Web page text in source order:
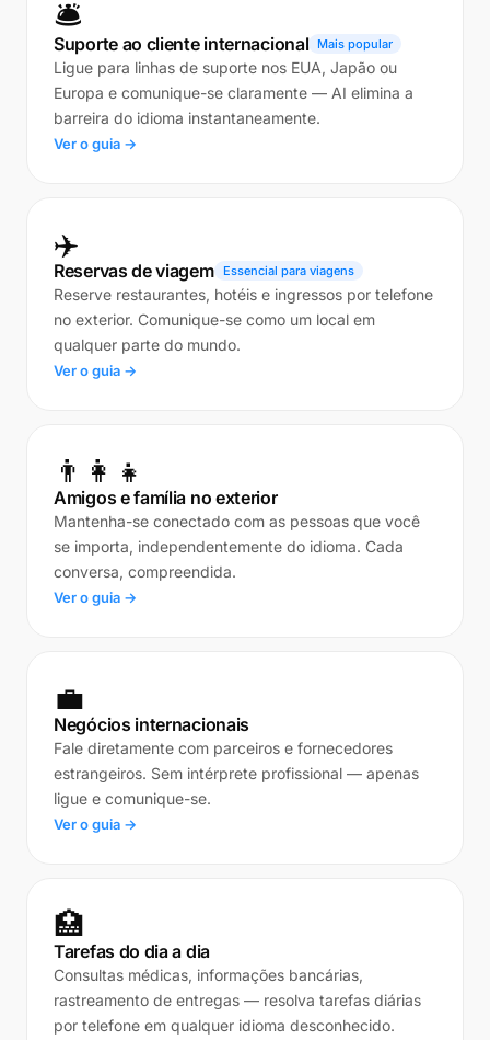
🛎️
Suporte ao cliente internacional Mais popular
Ligue para linhas de suporte nos EUA, Japão ou
Europa e comunique-se claramente — AI elimina a
barreira do idioma instantaneamente.
Ver o guia →
✈️
Reservas de viagem Essencial para viagens
Reserve restaurantes, hotéis e ingressos por telefone
no exterior. Comunique-se como um local em
qualquer parte do mundo.
Ver o guia →
👨‍👩‍👧
Amigos e família no exterior
Mantenha-se conectado com as pessoas que você
se importa, independentemente do idioma. Cada
conversa, compreendida.
Ver o guia →
💼
Negócios internacionais
Fale diretamente com parceiros e fornecedores
estrangeiros. Sem intérprete profissional — apenas
ligue e comunique-se.
Ver o guia →
🏥
Tarefas do dia a dia
Consultas médicas, informações bancárias,
rastreamento de entregas — resolva tarefas diárias
por telefone em qualquer idioma desconhecido.